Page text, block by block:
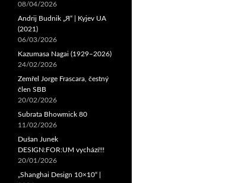
08/04/2026
Andrij Budnik „Я“ | Kyjev UA
(2021)
06/03/2026
Kazumasa Nagai (1929–2026)
24/02/2026
Zemřel Jorge Frascara, čestný
člen SBB
20/02/2026
Subrata Bhowmick 80
11/02/2026
Dušan Junek
DESIGN:FOR:UM vychází!!!
20/01/2026
„Shanghai Design 10×10“ |